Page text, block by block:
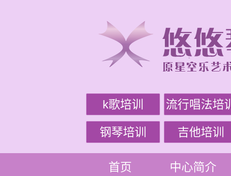
k歌培训 流行唱法培训
钢琴培训 吉他培训
首页 中心简介